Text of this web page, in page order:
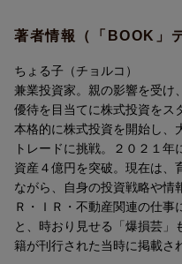
PART1 なぜ私は株で「年収
PART2 普通のママが育休中
〜授乳しながらスマホで「日
PART3 資産4億円に導いた売
〜「値がさ」の「大型株」し
PART4 資産4億円を支えた情
〜1日60回スマホで「X」を使
PART5 資産1億円突破のロー
〜「240万円」から始める人
【著者】
デイトレで利益を積み重ねる
忙しいビジネスパーソンや投
時間がない中でも効率的に
資産を増やすためのヒントが
ちょる子流の等身大の投資術
「私にもできる！」と思える
具体的な行動力が身につく1
PART I なぜ私は株で「年収
〜実家は富裕層でも「パン1
PART 2 普通のママが育休中
のシナリオ（運を認めたうえ
著者情報（「BOOK」
ちょる子（チョルコ）
兼業投資家。親の影響を受け
優待を目当てに株式投資をス
本格的に株式投資を開始し、
トレードに挑戦。２０２１
資産４億円を突破。現在は、
ながら、自身の投資戦略や情
Ｒ・ＩＲ・不動産関連の仕
と、時おり見せる「爆損芸」
籍が刊行された当時に掲載さ